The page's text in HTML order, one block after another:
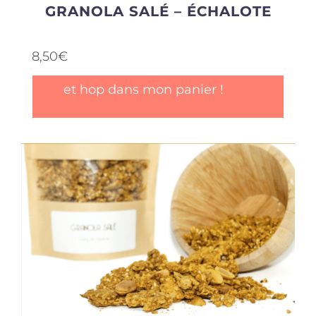
GRANOLA SALÉ – ÉCHALOTE
8,50€
et hop dans mon panier !